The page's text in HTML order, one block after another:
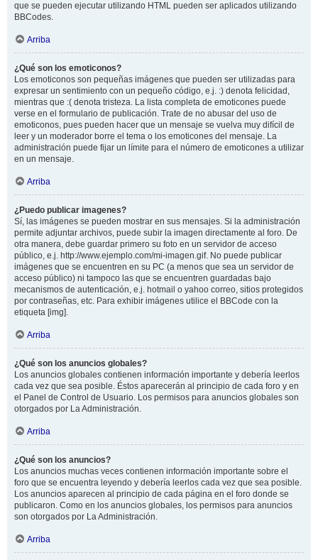
que se pueden ejecutar utilizando HTML pueden ser aplicados utilizando
BBCodes.
Arriba
¿Qué son los emoticonos?
Los emoticonos son pequeñas imágenes que pueden ser utilizadas para
expresar un sentimiento con un pequeño código, e.j. :) denota felicidad,
mientras que :( denota tristeza. La lista completa de emoticones puede
verse en el formulario de publicación. Trate de no abusar del uso de
emoticonos, pues pueden hacer que un mensaje se vuelva muy difícil de
leer y un moderador borre el tema o los emoticones del mensaje. La
administración puede fijar un límite para el número de emoticones a utilizar
en un mensaje.
Arriba
¿Puedo publicar imagenes?
Sí, las imágenes se pueden mostrar en sus mensajes. Si la administración
permite adjuntar archivos, puede subir la imagen directamente al foro. De
otra manera, debe guardar primero su foto en un servidor de acceso
público, e.j. http://www.ejemplo.com/mi-imagen.gif. No puede publicar
imágenes que se encuentren en su PC (a menos que sea un servidor de
acceso público) ni tampoco las que se encuentren guardadas bajo
mecanismos de autenticación, e.j. hotmail o yahoo correo, sitios protegidos
por contraseñas, etc. Para exhibir imágenes utilice el BBCode con la
etiqueta [img].
Arriba
¿Qué son los anuncios globales?
Los anuncios globales contienen información importante y debería leerlos
cada vez que sea posible. Éstos aparecerán al principio de cada foro y en
el Panel de Control de Usuario. Los permisos para anuncios globales son
otorgados por La Administración.
Arriba
¿Qué son los anuncios?
Los anuncios muchas veces contienen información importante sobre el
foro que se encuentra leyendo y debería leerlos cada vez que sea posible.
Los anuncios aparecen al principio de cada página en el foro donde se
publicaron. Como en los anuncios globales, los permisos para anuncios
son otorgados por La Administración.
Arriba